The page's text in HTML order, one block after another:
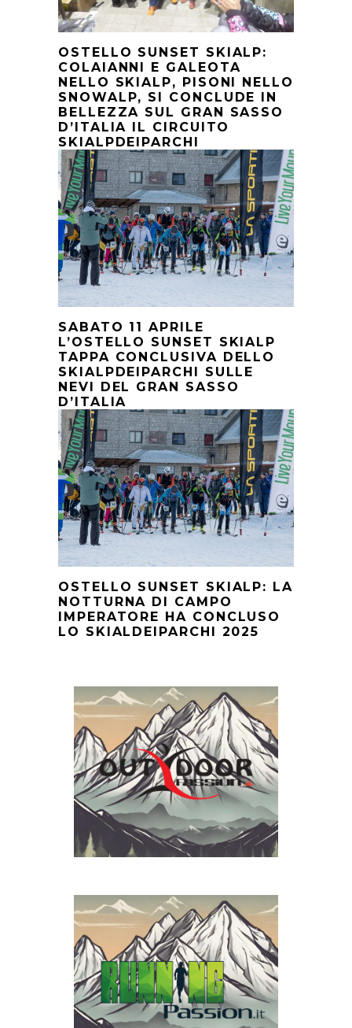
OSTELLO SUNSET SKIALP:
COLAIANNI E GALEOTA
NELLO SKIALP, PISONI NELLO
SNOWALP, SI CONCLUDE IN
BELLEZZA SUL GRAN SASSO
D’ITALIA IL CIRCUITO
SKIALPDEIPARCHI
SABATO 11 APRILE
L’OSTELLO SUNSET SKIALP
TAPPA CONCLUSIVA DELLO
SKIALPDEIPARCHI SULLE
NEVI DEL GRAN SASSO
D’ITALIA
OSTELLO SUNSET SKIALP: LA
NOTTURNA DI CAMPO
IMPERATORE HA CONCLUSO
LO SKIALDEIPARCHI 2025